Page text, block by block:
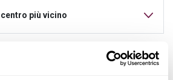
più vicino
dedicata per tutta la